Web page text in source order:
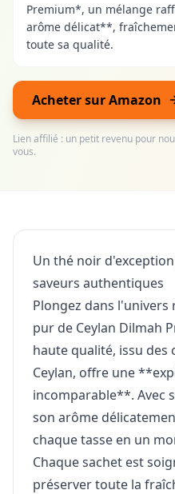
Premium*, un mélange
arôme délicat**,
toute sa qualité.
Acheter sur Amazon
Lien affilié : un petit revenu pour
vous.
Un thé noir
saveurs authentiques
Plongez dans
pur de Ceylan Dilmah
haute qualité, issu des
Ceylan, offre une
incomparable**. Avec
son arôme
chaque tasse en un
Chaque sachet est
préserver toute la